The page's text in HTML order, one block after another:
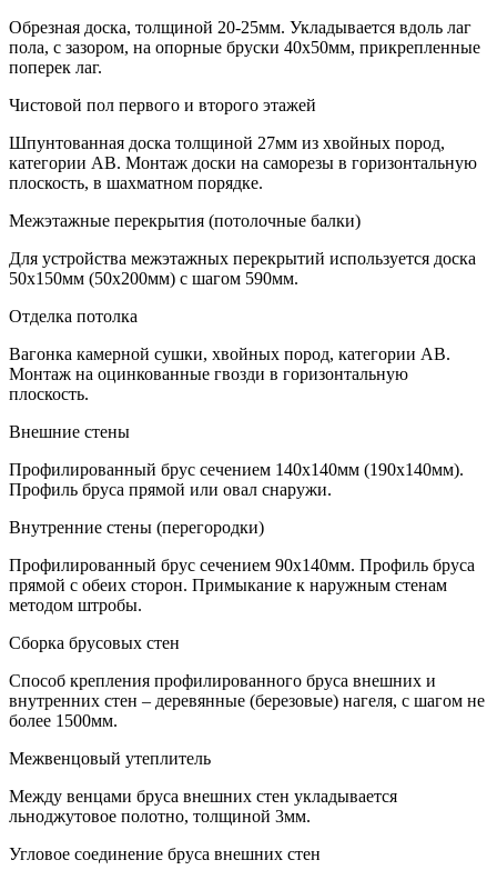
Обрезная доска, толщиной 20-25мм. Укладывается вдоль лаг
пола, с зазором, на опорные бруски 40х50мм, прикрепленные
поперек лаг.
Чистовой пол первого и второго этажей
Шпунтованная доска толщиной 27мм из хвойных пород,
категории АВ. Монтаж доски на саморезы в горизонтальную
плоскость, в шахматном порядке.
Межэтажные перекрытия (потолочные балки)
Для устройства межэтажных перекрытий используется доска
50х150мм (50х200мм) с шагом 590мм.
Отделка потолка
Вагонка камерной сушки, хвойных пород, категории АВ.
Монтаж на оцинкованные гвозди в горизонтальную
плоскость.
Внешние стены
Профилированный брус сечением 140х140мм (190х140мм).
Профиль бруса прямой или овал снаружи.
Внутренние стены (перегородки)
Профилированный брус сечением 90х140мм. Профиль бруса
прямой с обеих сторон. Примыкание к наружным стенам
методом штробы.
Сборка брусовых стен
Способ крепления профилированного бруса внешних и
внутренних стен – деревянные (березовые) нагеля, с шагом не
более 1500мм.
Межвенцовый утеплитель
Между венцами бруса внешних стен укладывается
льноджутовое полотно, толщиной 3мм.
Угловое соединение бруса внешних стен